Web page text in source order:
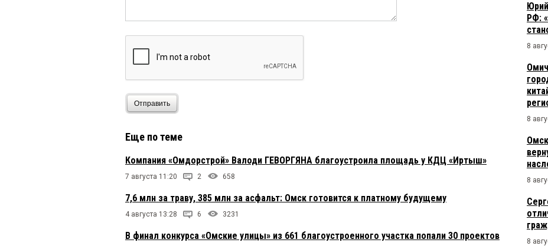
Отправить
Еще по теме
Компания «Омдорстрой» Валоди ГЕВОРГЯНА благоустроила площадь у КДЦ «Иртыш»
7 августа 11:20 2 658
7,6 млн за траву, 385 млн за асфальт: Омск готовится к платному будущему
4 августа 13:28 6 3231
В финал конкурса «Омские улицы» из 661 благоустроенного участка попали 30 проектов
РФ:
8
8
8
8